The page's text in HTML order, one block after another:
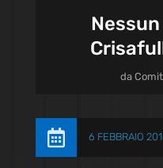
da
 6 FEBBRAIO